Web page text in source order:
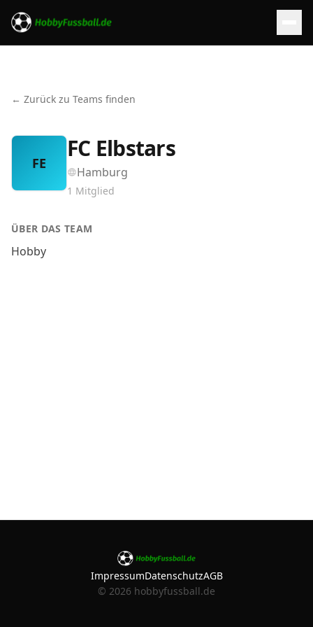
← Zurück zu Teams finden
FE
FC Elbstars
Hamburg
1 Mitglied
ÜBER DAS TEAM
Hobby
ImpressumDatenschutzAGB
© 2026 hobbyfussball.de